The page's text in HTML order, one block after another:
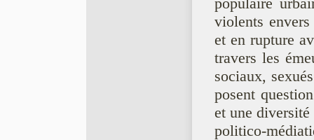
populaire
violents
et en rupture
travers les
sociaux,
posent
et une
politico-